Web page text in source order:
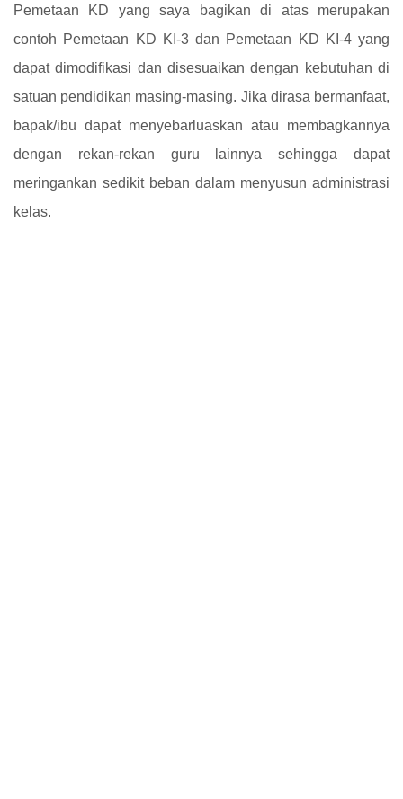
Pemetaan KD yang saya bagikan di atas merupakan
contoh Pemetaan KD KI-3 dan Pemetaan KD KI-4 yang
dapat dimodifikasi dan disesuaikan dengan kebutuhan di
satuan pendidikan masing-masing. Jika dirasa bermanfaat,
bapak/ibu dapat menyebarluaskan atau membagkannya
dengan rekan-rekan guru lainnya sehingga dapat
meringankan sedikit beban dalam menyusun administrasi
kelas.